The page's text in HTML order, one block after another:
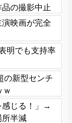
品の撮影中止
映画が完全
明でも支持率
の新型センチ
ｗ
感じる！」→
半減